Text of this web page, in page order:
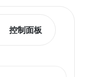
控制面板